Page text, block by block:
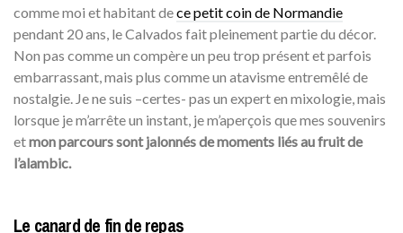
comme moi et habitant dece petit coin de Normandie
pendant 20 ans, le Calvados fait pleinement partie du décor.
Non pas comme un compère un peu trop présent et parfois
embarrassant, mais plus comme un atavisme entremêlé de
nostalgie. Je ne suis –certes- pas un expert en mixologie, mais
lorsque je m’arrête un instant, je m’aperçois que mes souvenirs
etmon parcours sont jalonnés de moments liés au fruit de
l’alambic.
Le canard de fin de repas